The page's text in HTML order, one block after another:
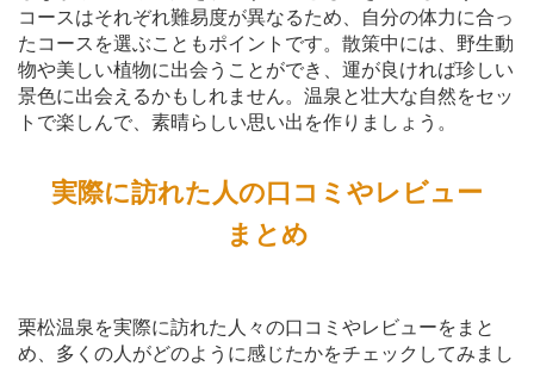
コースはそれぞれ難易度が異なるため、自分の体力に合っ
たコースを選ぶこともポイントです。散策中には、野生動
物や美しい植物に出会うことができ、運が良ければ珍しい
景色に出会えるかもしれません。温泉と壮大な自然をセッ
トで楽しんで、素晴らしい思い出を作りましょう。
実際に訪れた人の口コミやレビュー
まとめ
栗松温泉を実際に訪れた人々の口コミやレビューをまと
め、多くの人がどのように感じたかをチェックしてみまし